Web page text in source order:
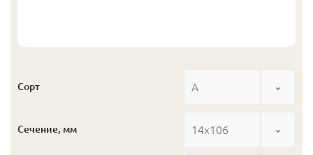
Сорт А
Сечение, мм 14x106